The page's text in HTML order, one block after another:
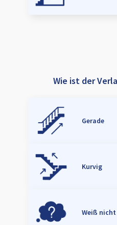
Wie ist der
Gerade
Kurvig
Weiß nicht